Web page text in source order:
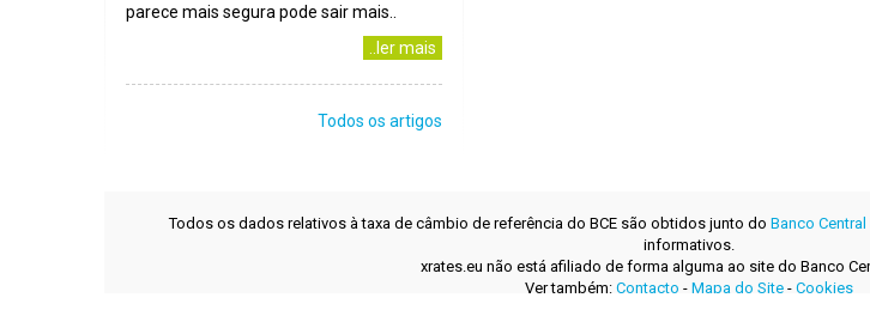
parece mais segura pode sair mais..
..ler mais
Todos os artigos
Todos os dados relativos à taxa de câmbio de referência do BCE são obtidos junto do Banco Central
informativos.
xrates.eu não está afiliado de forma alguma ao site do Banco
Ver também: Contacto - Mapa do Site- Cookies